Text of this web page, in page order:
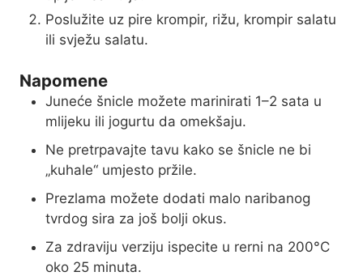
Poslužite uz pire krompir, rižu, krompir salatu
ili svježu salatu.
Napomene
Juneće šnicle možete marinirati 1–2 sata u
mlijeku ili jogurtu da omekšaju.
Ne pretrpavajte tavu kako se šnicle ne bi
„kuhale“ umjesto pržile.
Prezlama možete dodati malo naribanog
tvrdog sira za još bolji okus.
Za zdraviju verziju ispecite u rerni na 200°C
oko 25 minuta.